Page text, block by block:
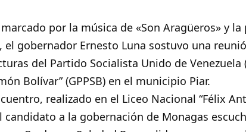
por la música de «Son Aragüeros» y
el gobernador Ernesto Luna sostuvo una
del Partido Socialista Unido de Venezuela
Bolívar” (GPPSB) en el municipio Piar.
realizado en el Liceo Nacional “Félix
candidato a la gobernación de Monagas